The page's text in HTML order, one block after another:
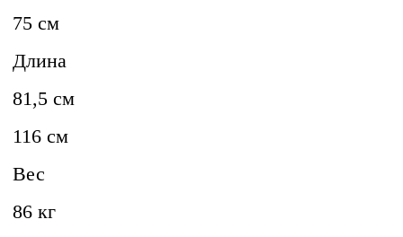
75 см
Длина
81,5 см
116 см
Вес
86 кг